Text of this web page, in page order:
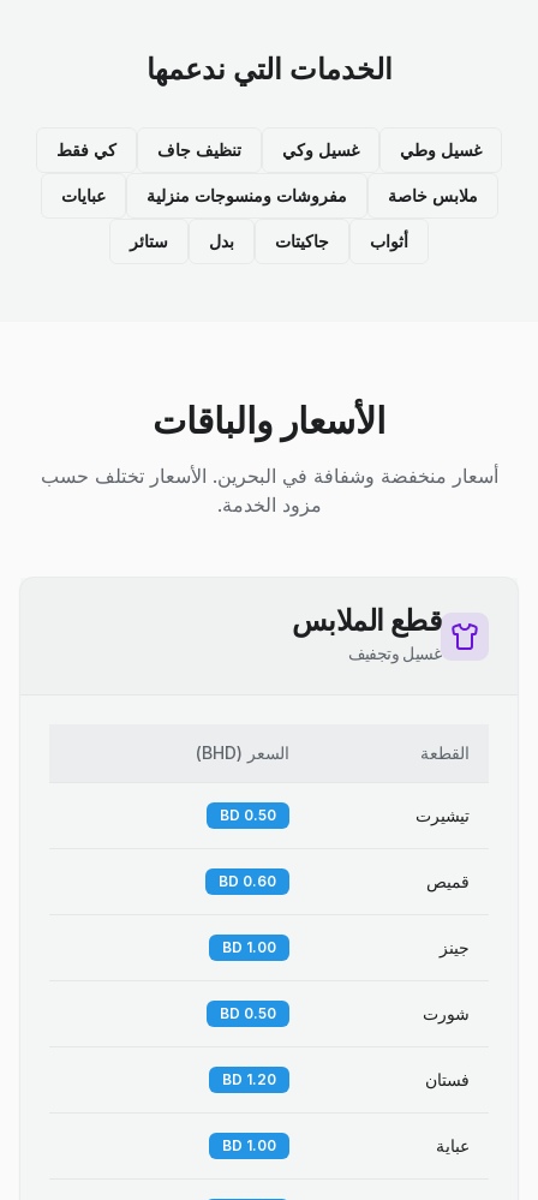
الخدمات التي ندعمها
غسيل وطي غسيل وكي تنظيف جاف كي فقط
ملابس خاصة مفروشات ومنسوجات منزلية عبايات
أثواب جاكيتات بدل ستائر
الأسعار والباقات
أسعار منخفضة وشفافة في البحرين. الأسعار تختلف حسب
مزود الخدمة.
قطع الملابس
غسيل وتجفيف
القطعة السعر (
BHD
)
تيشيرت 0.50 BD
قميص 0.60 BD
جينز 1.00 BD
شورت 0.50 BD
فستان 1.20 BD
عباية 1.00 BD